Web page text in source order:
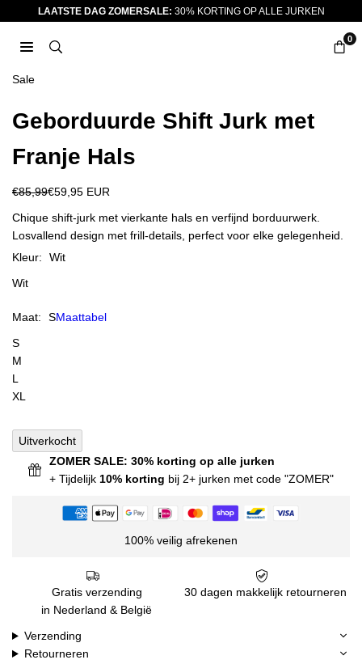
naar
inhoud
LAATSTE DAG ZOMERSALE: 30% KORTING OP ALLE JURKEN
0
Sale
Geborduurde Shift Jurk met
Franje Hals
Reguliere
prijs
€85,99€59,95 EUR
Chique shift-jurk met vierkante hals en verfijnd borduurwerk.
Losvallend design met frill-details, perfect voor elke gelegenheid.
Kleur:
Wit
Wit
Maat: SMaattabel
S
M
L
XL
Uitverkocht
ZOMER SALE: 30% korting op alle jurken
+ Tijdelijk 10% korting bij 2+ jurken met code "ZOMER"
100% veilig afrekenen
Gratis verzending
in Nederland & België
30 dagen makkelijk retourneren
Verzending
Retourneren